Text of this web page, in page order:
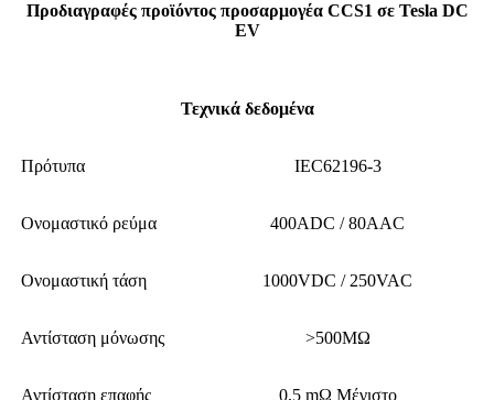
Προδιαγραφές προϊόντος προσαρμογέα CCS1 σε Tesla DC
EV
Τεχνικά δεδομένα
Πρότυπα IEC62196-3
Ονομαστικό ρεύμα 400ADC / 80AAC
Ονομαστική τάση 1000VDC / 250VAC
Αντίσταση μόνωσης >500MΩ
Αντίσταση επαφής 0,5 mΩ Μέγιστο